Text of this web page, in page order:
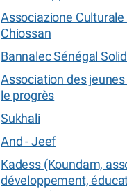
Associazione Culturale
Chiossan
Bannalec Sénégal
Association des jeunes
le progrès
Sukhali
And - Jeef
Kadess (Koundam,
développement,